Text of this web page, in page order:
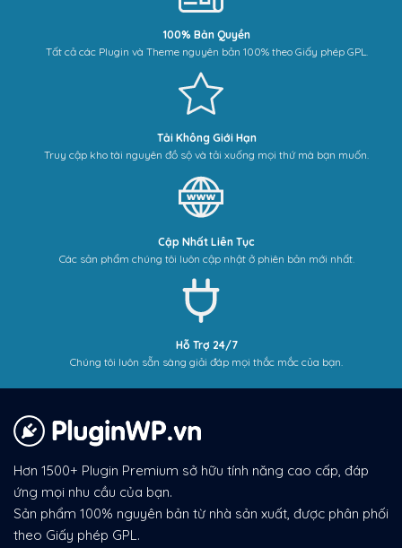
100% Bản Quyền
Tất cả các Plugin và Theme nguyên bản 100% theo Giấy phép GPL.
Tải Không Giới Hạn
Truy cập kho tài nguyên đồ sộ và tải xuống mọi thứ mà bạn muốn.
Cập Nhất Liên Tục
Các sản phẩm chúng tôi luôn cập nhật ở phiên bản mới nhất.
Hỗ Trợ 24/7
Chúng tôi luôn sẵn sàng giải đáp mọi thắc mắc của bạn.
Hơn 1500+ Plugin Premium sở hữu tính năng cao cấp, đáp
ứng mọi nhu cầu của bạn.
Sản phẩm 100% nguyên bản từ nhà sản xuất, được phân phối
theo Giấy phép GPL.